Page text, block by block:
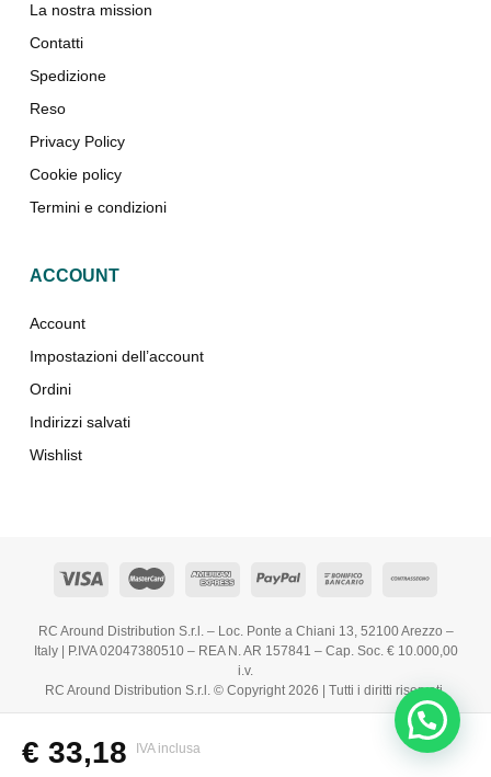
€ 33,18 IVA inclusa
La nostra mission
Contatti
Spedizione
Reso
Privacy Policy
Cookie policy
Termini e condizioni
ACCOUNT
Account
Impostazioni dell’account
Ordini
Indirizzi salvati
Wishlist
RC Around Distribution S.r.l. – Loc. Ponte a Chiani 13, 52100 Arezzo –
Italy | P.IVA 02047380510 – REA N. AR 157841 – Cap. Soc. € 10.000,00
i.v.
RC Around Distribution S.r.l. © Copyright 2026 | Tutti i diritti riservati.